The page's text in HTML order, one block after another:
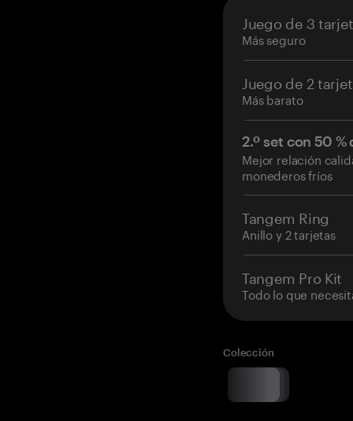
Juego de 3
Más seguro
Juego de 2
Más barato
2.º set con 50
Mejor relación
monederos fríos
Tangem Ring
Anillo y 2 tarjetas
Tangem Pro Kit
Todo lo que
Colección